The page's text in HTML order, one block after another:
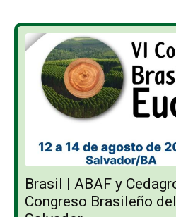
Brasil | ABAF y
Congreso Brasileño